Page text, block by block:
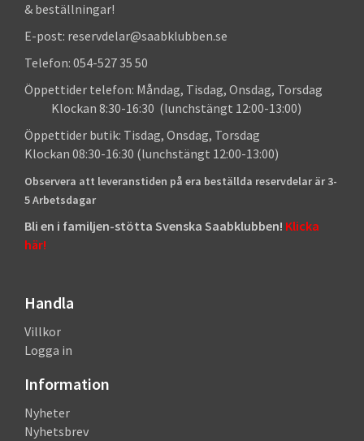
& beställningar!
E-post: reservdelar@saabklubben.se
Telefon: 054-527 35 50
Öppettider telefon: Måndag, Tisdag, Onsdag, Torsdag
Klockan 8:30-16:30 (lunchstängt 12:00-13:00)
Öppettider butik: Tisdag, Onsdag, Torsdag
Klockan 08:30-16:30 (lunchstängt 12:00-13:00)
Observera att leveranstiden på era beställda reservdelar är 3-
5 Arbetsdagar
Bli en i familjen-stötta Svenska Saabklubben! Klicka
här!
Handla
Villkor
Logga in
Information
Nyheter
Nyhetsbrev